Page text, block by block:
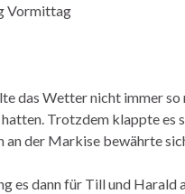
Vormittag
das Wetter nicht immer so
Trotzdem klappte es
an der Markise bewährte
es dann für Till und Harald